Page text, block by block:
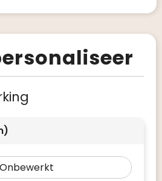
Onbewerkt